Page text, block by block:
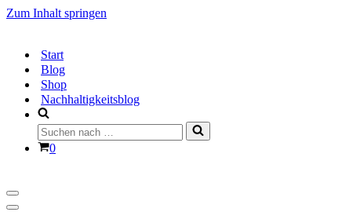
Zum Inhalt springen
Start
Blog
Shop
Nachhaltigkeitsblog
Suchen
nach …
Warenkorb
0
Navigationsmenü
Navigationsmenü